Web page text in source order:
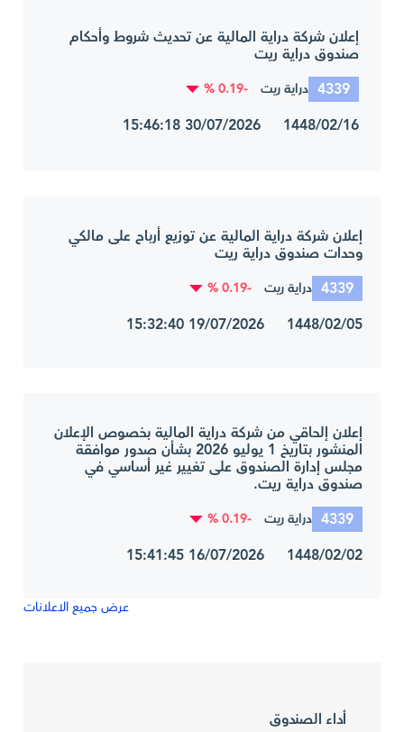
إعلان شركة دراية المالية عن تحديث شروط وأحكام
صندوق دراية ريت
4339 دراية ريت -0.19 %
1448/02/16 30/07/2026 15:46:18
إعلان شركة دراية المالية عن توزيع أرباح على مالكي
وحدات صندوق دراية ريت
4339 دراية ريت -0.19 %
1448/02/05 19/07/2026 15:32:40
إعلان إلحاقي من شركة دراية المالية بخصوص الإعلان
المنشور بتاريخ 1 يوليو 2026 بشأن صدور موافقة
مجلس إدارة الصندوق على تغيير غير أساسي في
صندوق دراية ريت.
4339 دراية ريت -0.19 %
1448/02/02 16/07/2026 15:41:45
عرض جميع الاعلانات
أداء الصندوق